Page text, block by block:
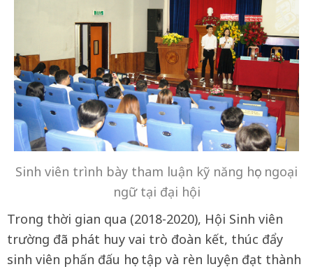
Sinh viên trình bày tham luận kỹ năng học ngoại
ngữ tại đại hội
Trong thời gian qua (2018-2020), Hội Sinh viên
trường đã phát huy vai trò đoàn kết, thúc đẩy
sinh viên phấn đấu học tập và rèn luyện đạt thành